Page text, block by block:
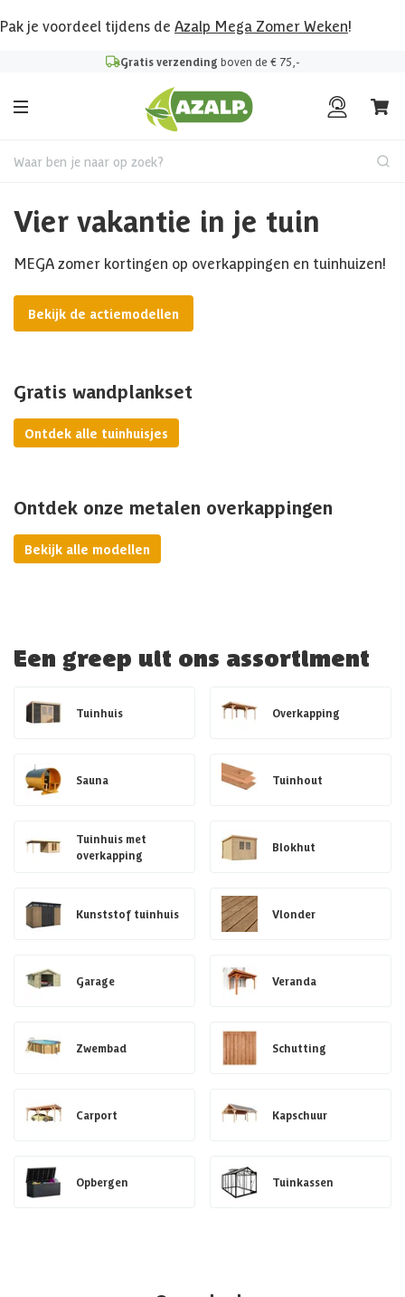
Pak je voordeel tijdens de Azalp Mega Zomer Weken!
Gratis verzending boven de € 75,-
Waar ben je naar op zoek?
Vier vakantie in je tuin
MEGA zomer kortingen op overkappingen en tuinhuizen!
Bekijk de actiemodellen
Gratis wandplankset
Ontdek alle tuinhuisjes
Ontdek onze metalen overkappingen
Bekijk alle modellen
Een greep uit ons assortiment
Tuinhuis Overkapping
Sauna Tuinhout
Tuinhuis met
overkapping
Blokhut
Kunststof tuinhuis Vlonder
Garage Veranda
Zwembad Schutting
Carport Kapschuur
Opbergen Tuinkassen